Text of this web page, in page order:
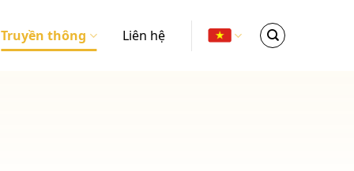
Truyền thông Liên hệ